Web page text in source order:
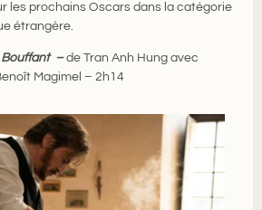
les prochains Oscars dans la catégorie
étrangère.
Bouffant–de Tran Anh Hung avec
Magimel – 2h14